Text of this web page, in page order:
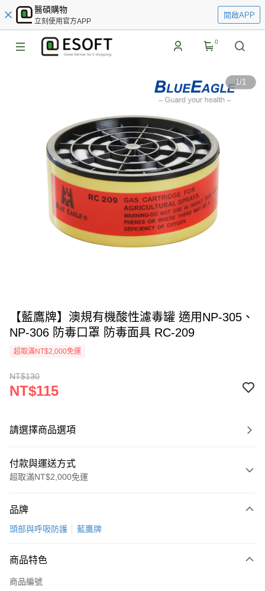
醫碩購物
立刻使用官方APP
開啟APP
0
1/1
【藍鷹牌】澳規有機酸性濾毒罐 適用NP-305、
NP-306 防毒口罩 防毒面具 RC-209
超取滿NT$2,000免運
NT$130
NT$115
請選擇商品選項
付款與運送方式
超取滿NT$2,000免運
信用卡一次付款
LINE Pay
Apple Pay
品牌
頭部與呼吸防護 藍鷹牌
商品特色
商品編號